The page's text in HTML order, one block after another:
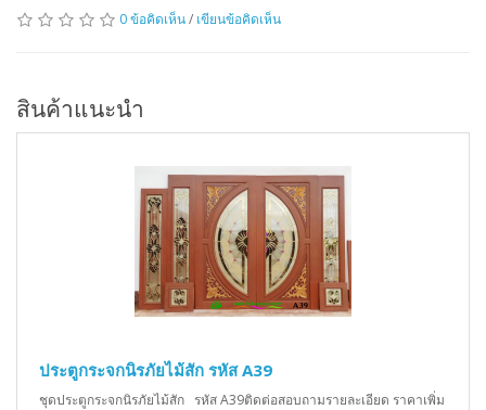
0 ข้อคิดเห็น/ เขียนข้อคิดเห็น
สินค้าแนะนำ
ประตูกระจกนิรภัยไม้สัก รหัส A39
ชุดประตูกระจกนิรภัยไม้สัก รหัส A39ติดต่อสอบถามรายละเอียด ราคาเพิ่ม